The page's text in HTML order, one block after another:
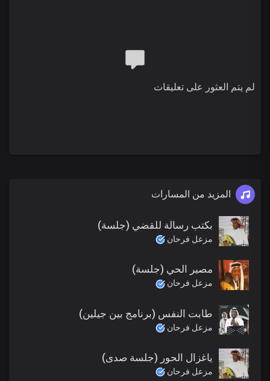
لم يتم العثور على تعليقات
المزيد من المسارات
بكتب رسالة للقضي (جلسة)
مزعل فرحان
مصير الحي (جلسة)
مزعل فرحان
طابت النفس (برنامج بين جيلين)
مزعل فرحان
ياغزال الحور (جلسة صدى)
مزعل فرحان